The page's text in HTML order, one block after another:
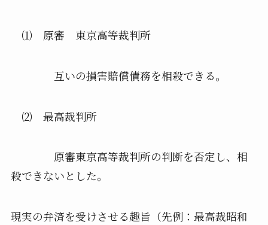
⑴ 原審 東京高等裁判所
互いの損害賠償債務を相殺できる。
⑵ 最高裁判所
原審東京高等裁判所の判断を否定し、相
殺できないとした。
現実の弁済を受けさせる趣旨（先例：最高裁昭和